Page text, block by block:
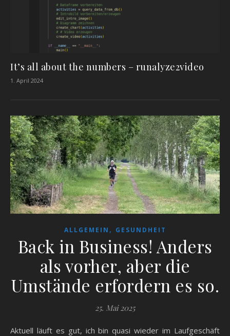
It’s all about the numbers – runalyze2video
1. April 2024
ALLGEMEIN , GESUNDHEIT
Back in Business! Anders
als vorher, aber die
Umstände erfordern es so.
25. Mai 2025
Aktuell läuft es gut, ich bin quasi wieder im Laufgeschäft